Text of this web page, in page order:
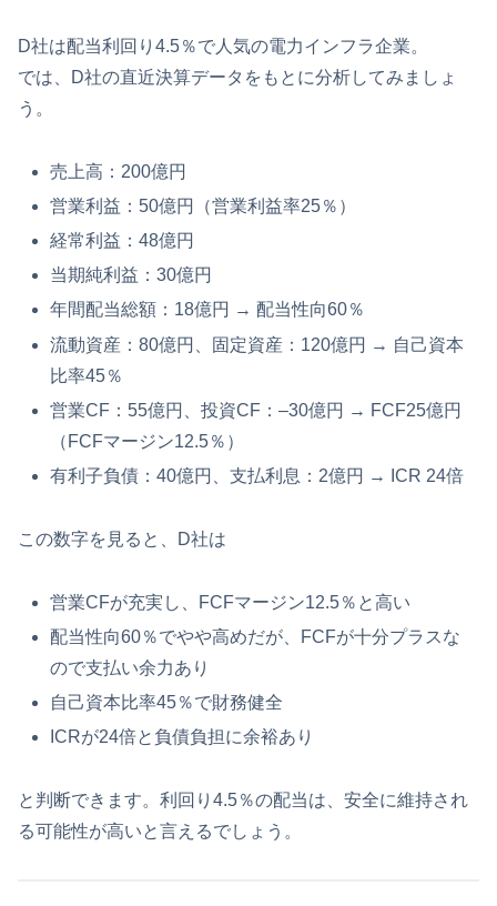
D社は配当利回り4.5％で人気の電力インフラ企業。
では、D社の直近決算データをもとに分析してみましょ
う。
売上高：200億円
営業利益：50億円（営業利益率25％）
経常利益：48億円
当期純利益：30億円
年間配当総額：18億円 → 配当性向60％
流動資産：80億円、固定資産：120億円 → 自己資本
比率45％
営業CF：55億円、投資CF：–30億円 → FCF25億円
（FCFマージン12.5％）
有利子負債：40億円、支払利息：2億円 → ICR 24倍
この数字を見ると、D社は
営業CFが充実し、FCFマージン12.5％と高い
配当性向60％でやや高めだが、FCFが十分プラスな
ので支払い余力あり
自己資本比率45％で財務健全
ICRが24倍と負債負担に余裕あり
と判断できます。利回り4.5％の配当は、安全に維持され
る可能性が高いと言えるでしょう。